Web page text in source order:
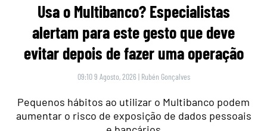
Usa o Multibanco? Especialistas
alertam para este gesto que deve
evitar depois de fazer uma operação
09:10 9 Agosto, 2026 | Rubén Gonçalves
Pequenos hábitos ao utilizar o Multibanco podem
aumentar o risco de exposição de dados pessoais